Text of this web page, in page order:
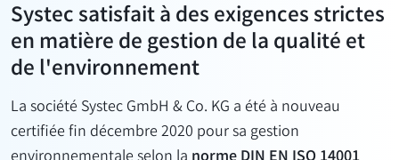
Systec satisfait à des exigences strictes
en matière de gestion de la qualité et
de l'environnement
La société Systec GmbH & Co. KG a été à nouveau
certifiée fin décembre 2020 pour sa gestion